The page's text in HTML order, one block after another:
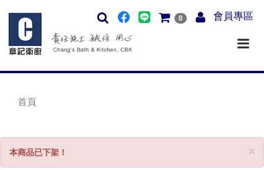
0 會員專區
首頁
×
本商品已下架！